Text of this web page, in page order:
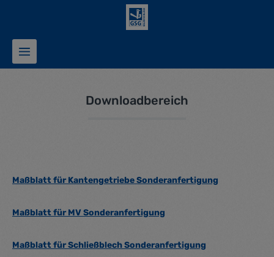
Downloadbereich
Maßblatt für Kantengetriebe Sonderanfertigung
Maßblatt für MV Sonderanfertigung
Maßblatt für Schließblech Sonderanfertigung